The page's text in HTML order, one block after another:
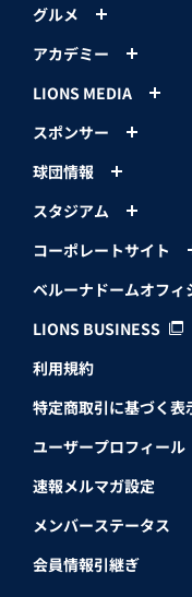
グルメ
アカデミー
LIONS MEDIA
スポンサー
球団情報
スタジアム
コーポレートサイト
ベルーナドームオフィ
LIONS BUSINESS
利用規約
特定商取引に基づく表
ユーザープロフィール
速報メルマガ設定
メンバーステータス
会員情報引継ぎ